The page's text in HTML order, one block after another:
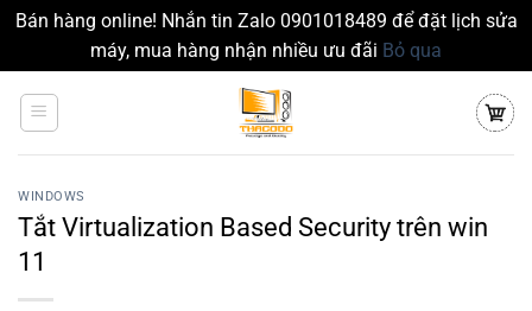
Bán hàng online! Nhắn tin Zalo 0901018489 để đặt lịch sửa
máy, mua hàng nhận nhiều ưu đãi Bỏ qua
đến
WINDOWS
Tắt Virtualization Based Security trên win
11